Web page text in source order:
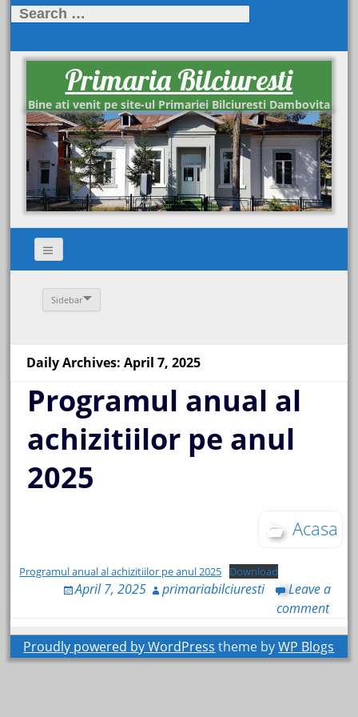
Search
Primaria Bilciuresti
Bine ati venit pe site-ul Primariei Bilciuresti Dambovita
Sidebar
Daily Archives: April 7, 2025
Programul anual al
achizitiilor pe anul
2025
Acasa
Programul anual al achizitiilor pe anul 2025 Download
April 7, 2025 primariabilciuresti
Leave a
comment
Proudly powered by WordPress theme byWP Blogs